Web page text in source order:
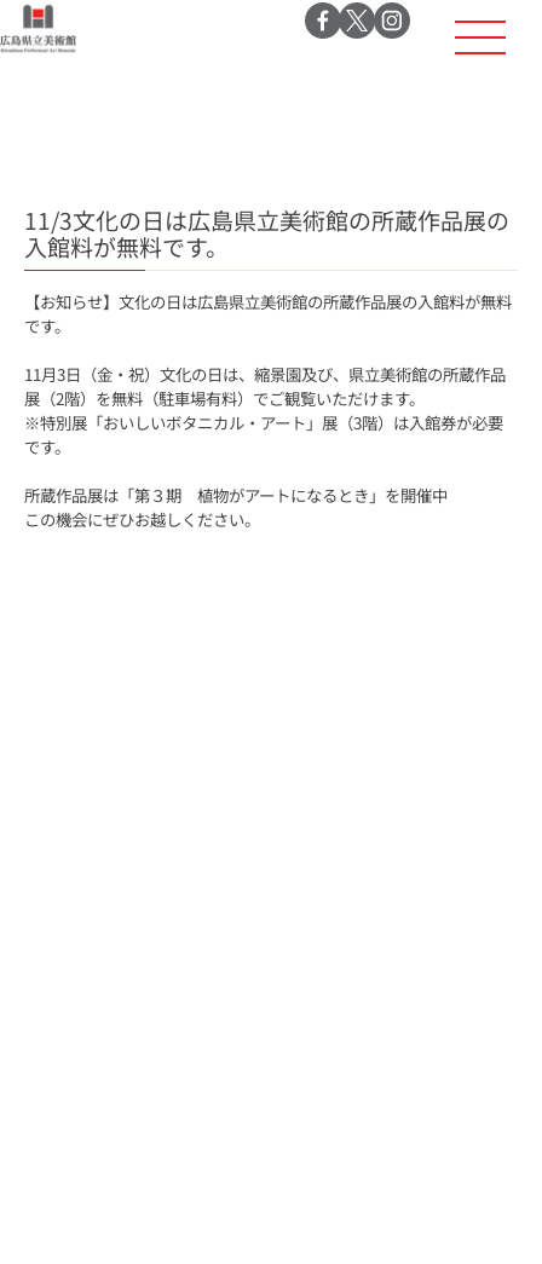
11/3文化の日は広島県立美術館の所蔵作品展の
入館料が無料です。
【お知らせ】文化の日は広島県立美術館の所蔵作品展の入館料が無料
です。
11月3日（金・祝）文化の日は、縮景園及び、県立美術館の所蔵作品
展（2階）を無料（駐車場有料）でご観覧いただけます。
※特別展「おいしいボタニカル・アート」展（3階）は入館券が必要
です。
所蔵作品展は「第３期 植物がアートになるとき」を開催中
この機会にぜひお越しください。